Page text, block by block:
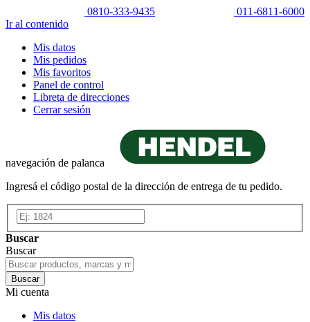
0810-333-9435
011-6811-6000
Ir al contenido
Mis datos
Mis pedidos
Mis favoritos
Panel de control
Libreta de direcciones
Cerrar sesión
navegación de palanca
Ingresá el código postal de la dirección de entrega de tu pedido.
Buscar
Buscar
Buscar
Mi cuenta
Mis datos